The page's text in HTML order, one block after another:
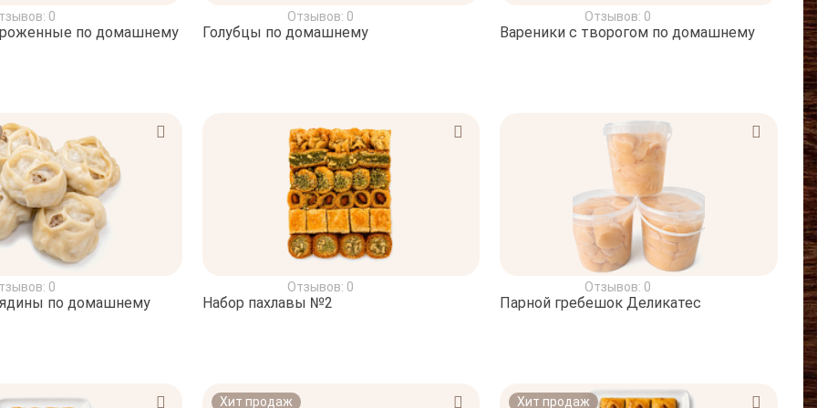
0
по домашнему
Отзывов: 0
Голубцы по домашнему
Отзывов: 0
Вареники с творогом по домашнему
0
по домашнему
Отзывов: 0
Набор пахлавы №2
Отзывов: 0
Парной гребешок Деликатес
Хит продаж Хит продаж